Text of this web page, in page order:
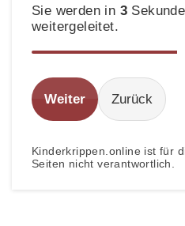
Sie werden in 3
weitergeleitet.
Weiter Zurück
Kinderkrippen.online ist für
Seiten nicht verantwortlich.